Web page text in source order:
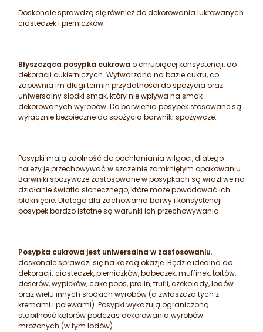
Doskonale sprawdzą się również do dekorowania lukrowanych
ciasteczek i pierniczków.
Błyszcząca posypka cukrowa o chrupiącej konsystencji, do
dekoracji cukierniczych. Wytwarzana na bazie cukru, co
zapewnia im długi termin przydatności do spożycia oraz
uniwersalny słodki smak, który nie wpływa na smak
dekorowanych wyrobów. Do barwienia posypek stosowane są
wyłącznie bezpieczne do spożycia barwniki spożywcze.
Posypki mają zdolność do pochłaniania wilgoci, dlatego
należy je przechowywać w szczelnie zamkniętym opakowaniu.
Barwniki spożywcze zastosowane w posypkach są wrażliwe na
działanie światła słonecznego, które może powodować ich
blaknięcie. Dlatego dla zachowania barwy i konsystencji
posypek bardzo istotne są warunki ich przechowywania.
Posypka cukrowa jest uniwersalna w zastosowaniu,
doskonale sprawdzi się na każdą okazje. Będzie idealna do
dekoracji: ciasteczek, pierniczków, babeczek, muffinek, tortów,
deserów, wypieków, cake pops, pralin, trufli, czekolady, lodów
oraz wielu innych słodkich wyrobów (a zwłaszcza tych z
kremami i polewami). Posypki wykazują ograniczoną
stabilność kolorów podczas dekorowania wyrobów
mrożonych (w tym lodów).